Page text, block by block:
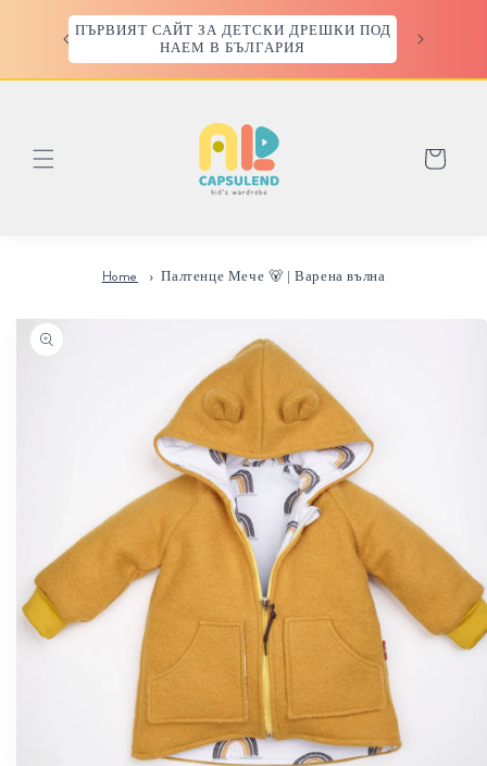
съдържанието
ПЪРВИЯТ САЙТ ЗА ДЕТСКИ ДРЕШКИ ПОД
НАЕМ В БЪЛГАРИЯ
Количка
Home Палтенце Мече 🐻 | Варена вълна
Прескочи към
информацията